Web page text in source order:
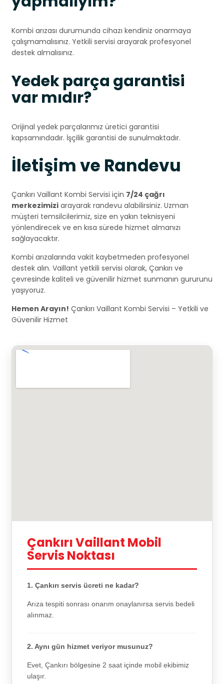
Kombi arızası durumunda cihazı kendiniz onarmaya
çalışmamalısınız. Yetkili servisi arayarak profesyonel
destek almalısınız.
Yedek parça garantisi
var mıdır?
Orijinal yedek parçalarımız üretici garantisi
kapsamındadır. İşçilik garantisi de sunulmaktadır.
İletişim ve Randevu
Çankırı Vaillant Kombi Servisi için 7/24 çağrı
merkezimizi arayarak randevu alabilirsiniz. Uzman
müşteri temsilcilerimiz, size en yakın teknisyeni
yönlendirecek ve en kısa sürede hizmet almanızı
sağlayacaktır.
Kombi arızalarında vakit kaybetmeden profesyonel
destek alın. Vaillant yetkili servisi olarak, Çankırı ve
çevresinde kaliteli ve güvenilir hizmet sunmanın gururunu
yaşıyoruz.
Hemen Arayın! Çankırı Vaillant Kombi Servisi – Yetkili ve
Güvenilir Hizmet
Çankırı Vaillant Mobil
Servis Noktası
1. Çankırı servis ücreti ne kadar?
Arıza tespiti sonrası onarım onaylanırsa servis bedeli
alınmaz.
2. Aynı gün hizmet veriyor musunuz?
Evet, Çankırı bölgesine 2 saat içinde mobil ekibimiz
ulaşır.